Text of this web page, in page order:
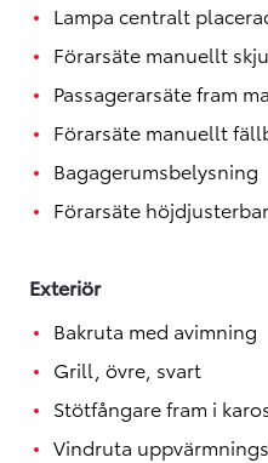
Lampa centralt
Förarsäte manuellt
Passagerarsäte fram
Förarsäte manuellt
Bagagerumsbelysning
Förarsäte
Exteriör
Bakruta med avimning
Grill, övre, svart
Stötfångare fram i
Vindruta